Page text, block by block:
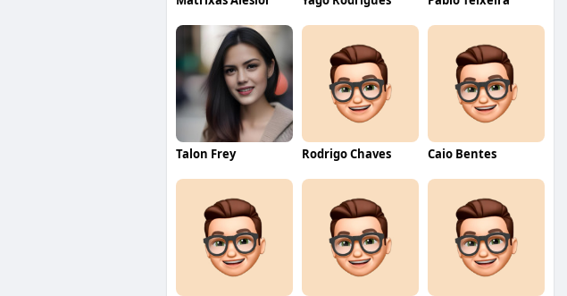
Talon Frey Rodrigo Chaves Caio Bentes